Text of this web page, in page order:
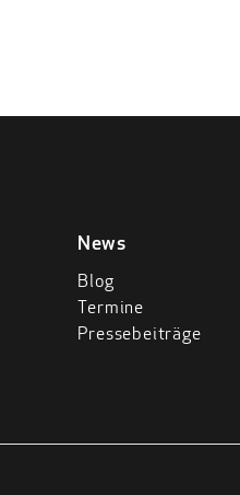
News
Blog
Termine
Pressebeiträge